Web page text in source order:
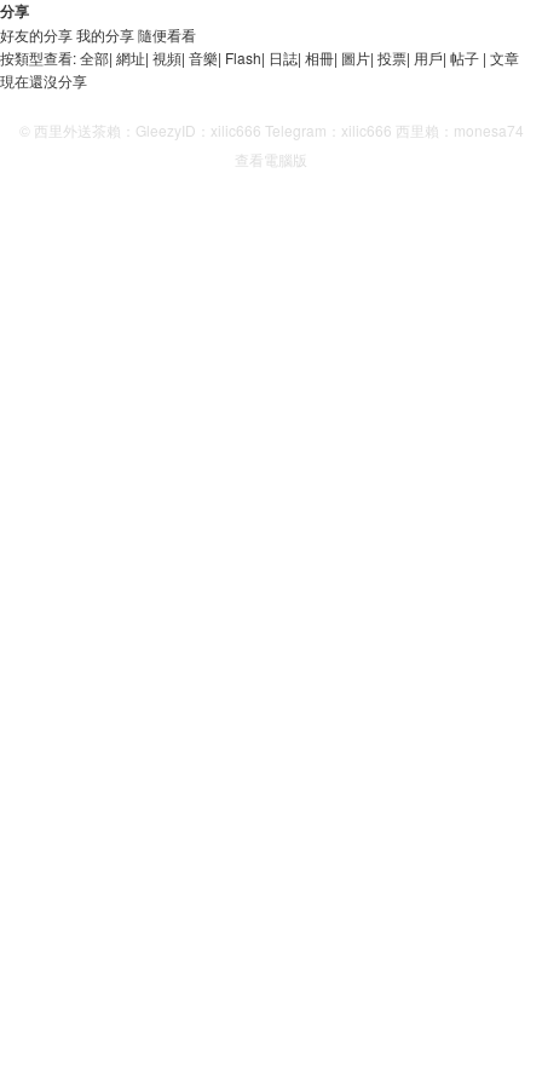
分享
好友的分享我的分享隨便看看
按類型查看:全部| 網址| 視頻| 音樂| Flash| 日誌| 相冊| 圖片| 投票| 用戶| 帖子 | 文章
現在還沒分享
© 西里外送茶賴：GleezyID：xilic666 Telegram：xilic666 西里賴：monesa74
查看電腦版